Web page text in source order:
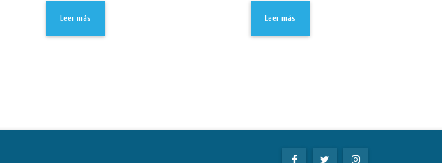
Leer más Leer más